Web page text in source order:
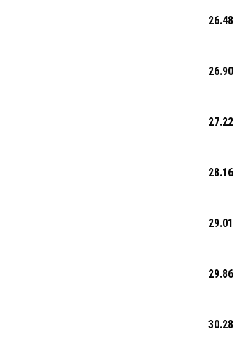
26.48
26.90
27.22
28.16
29.01
29.86
30.28